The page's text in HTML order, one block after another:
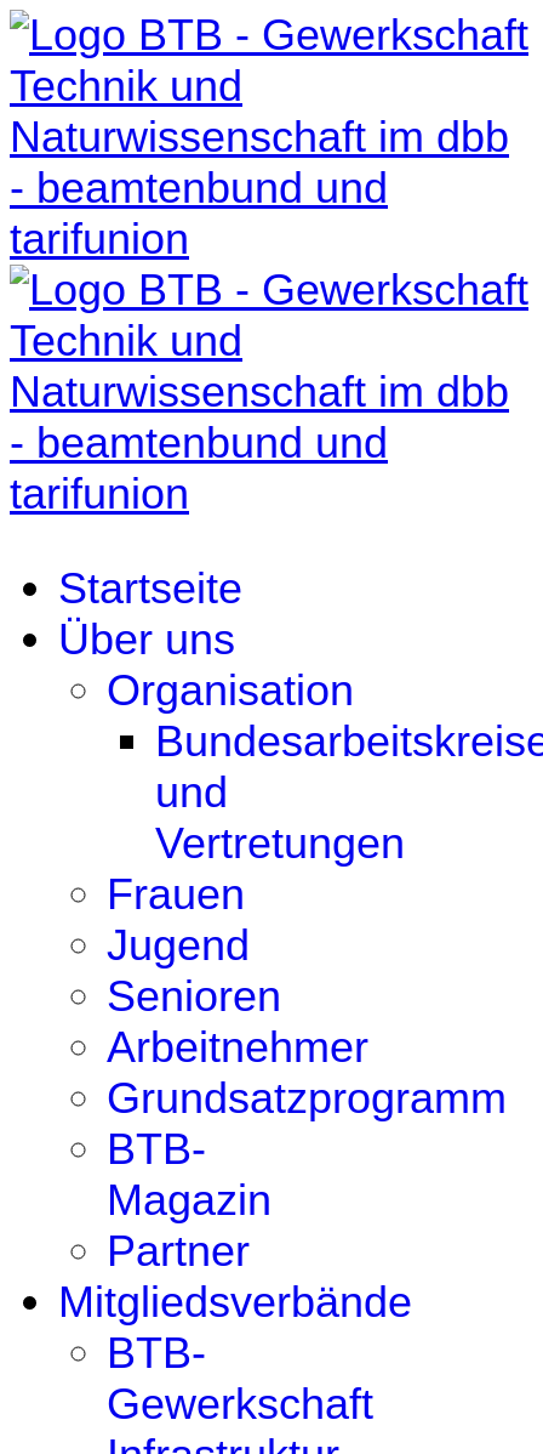
Startseite
Über uns
Organisation
und
Vertretungen
Frauen
Jugend
Senioren
Arbeitnehmer
Grundsatzprogramm
BTB-
Magazin
Partner
Mitgliedsverbände
BTB-
Gewerkschaft